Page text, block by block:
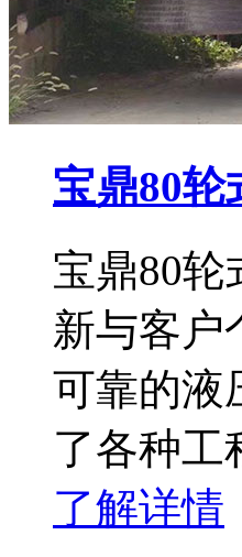
宝鼎80
宝鼎80
新与客户
可靠的液
了各种工
了解详情